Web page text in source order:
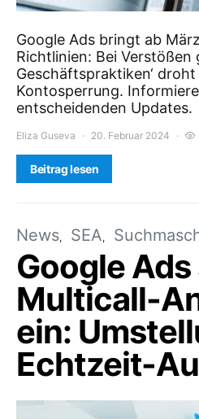
Google Ads bringt ab
Richtlinien: Bei Verstößen
Geschäftspraktiken‘
Kontosperrung.
entscheidenden Updates.
Eliza Guseva 20. Februar 2024
Beitrag lesen
News SEA
Google
Multicall-
ein:
Echtzeit-